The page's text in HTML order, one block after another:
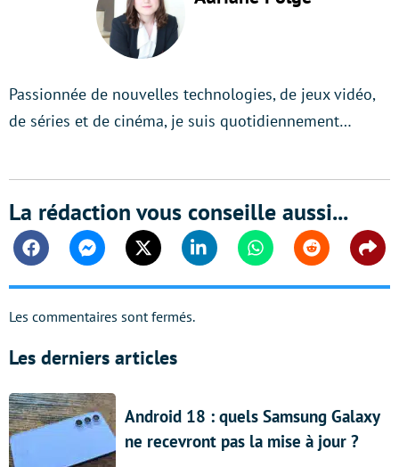
Passionnée de nouvelles technologies, de jeux vidéo,
de séries et de cinéma, je suis quotidiennement…
La rédaction vous conseille aussi...
FacebookMessengerTwitter Linkedin WhatsappReddit
Les commentaires sont fermés.
Les derniers articles
Android 18 : quels Samsung Galaxy
ne recevront pas la mise à jour ?